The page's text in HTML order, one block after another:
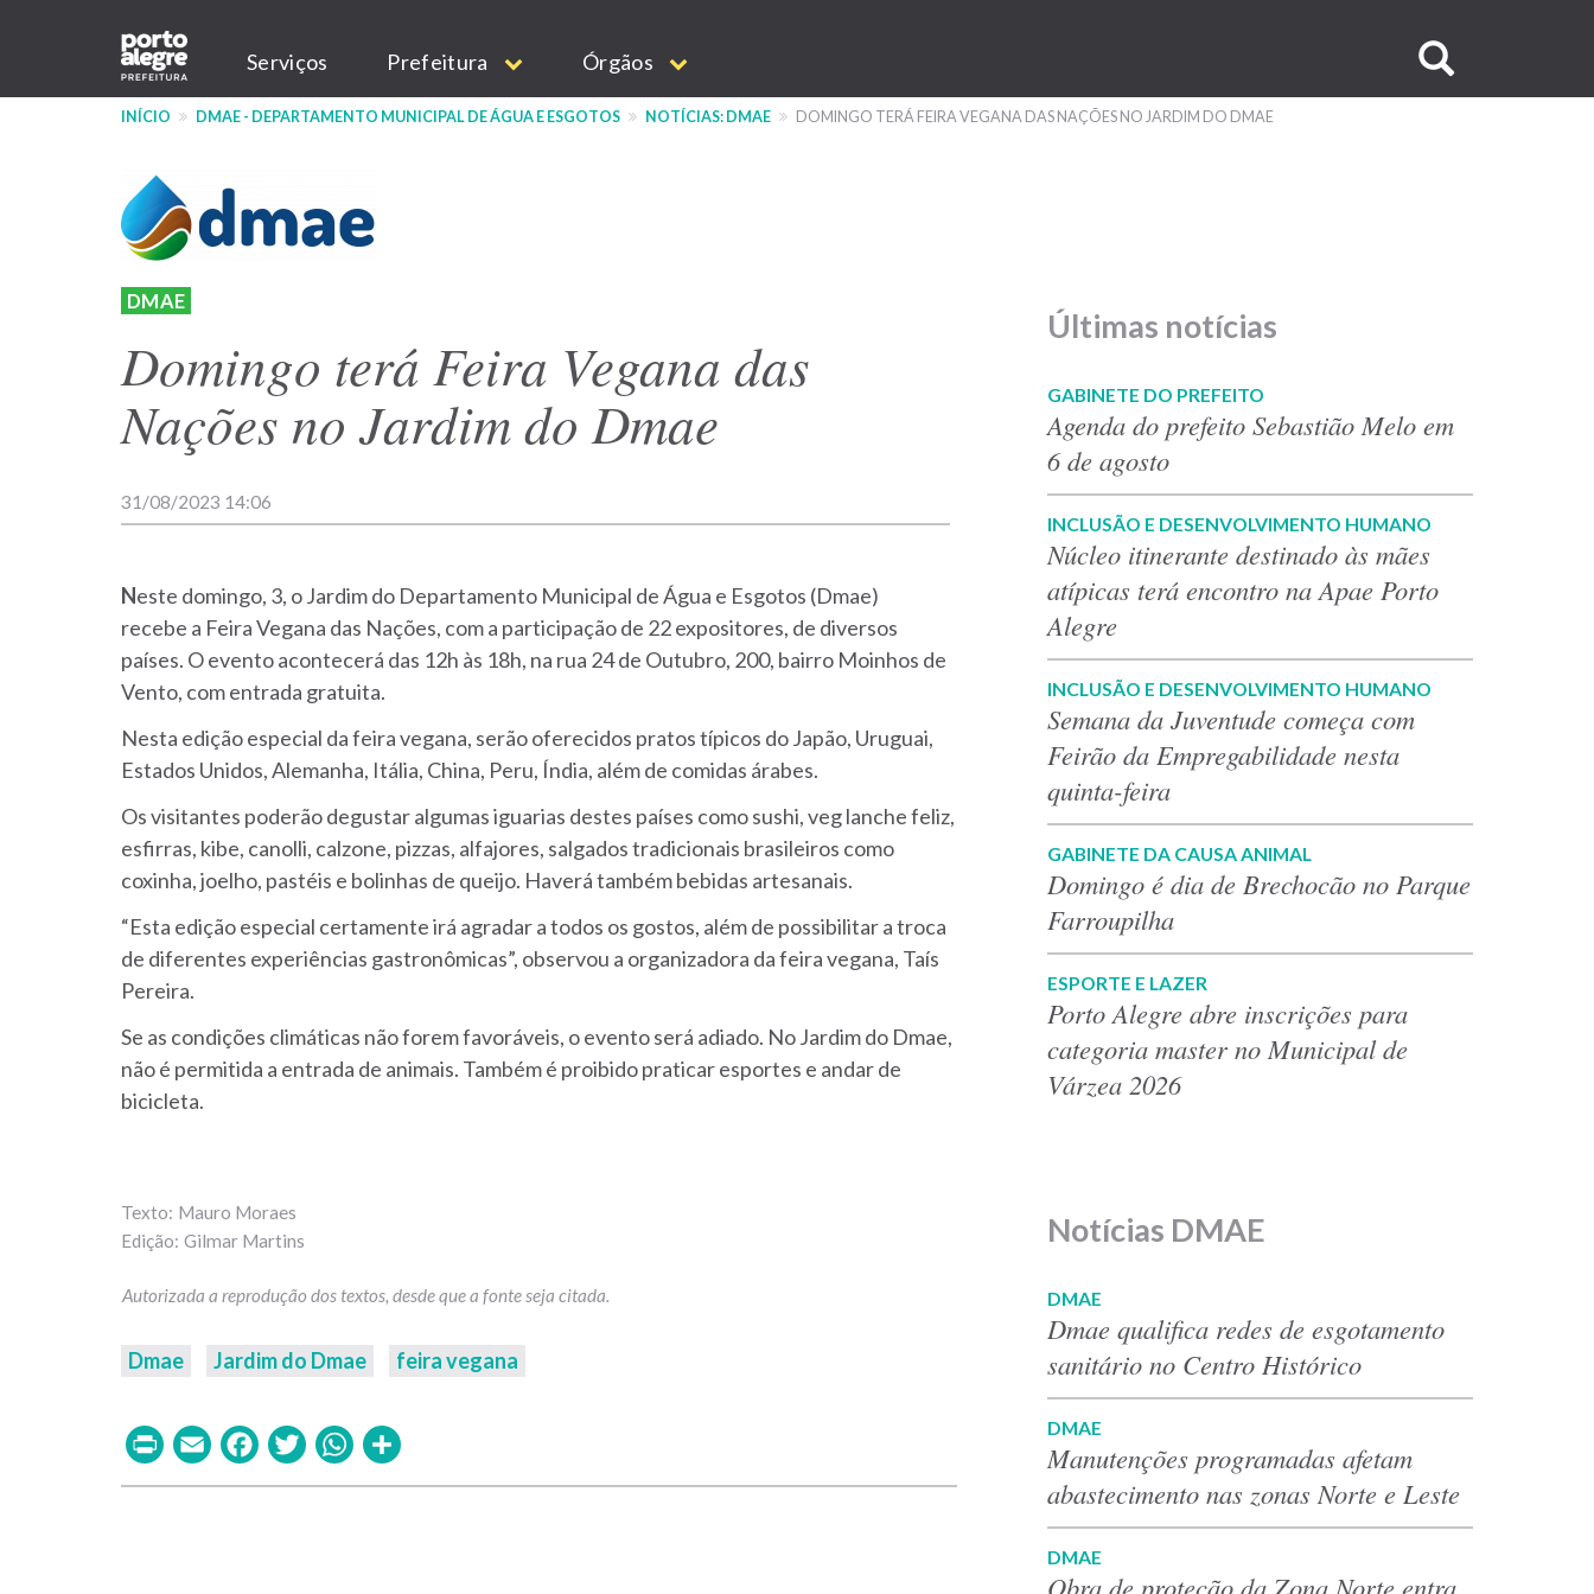
conteúdo
Main
navigation
Serviços Prefeitura Órgãos
no
INÍCIO DMAE - DEPARTAMENTO MUNICIPAL DE ÁGUA E ESGOTOS NOTÍCIAS: DMAE DOMINGO TERÁ FEIRA VEGANA DAS NAÇÕES NO JARDIM DO DMAE
DMAE
Domingo terá Feira Vegana das
Nações no Jardim do Dmae
31/08/2023 14:06
Neste domingo, 3, o Jardim do Departamento Municipal de Água e Esgotos (Dmae)
recebe a Feira Vegana das Nações, com a participação de 22 expositores, de diversos
países. O evento acontecerá das 12h às 18h, na rua 24 de Outubro, 200, bairro Moinhos de
Vento, com entrada gratuita.
Nesta edição especial da feira vegana, serão oferecidos pratos típicos do Japão, Uruguai,
Estados Unidos, Alemanha, Itália, China, Peru, Índia, além de comidas árabes.
Os visitantes poderão degustar algumas iguarias destes países como sushi, veg lanche feliz,
esfirras, kibe, canolli, calzone, pizzas, alfajores, salgados tradicionais brasileiros como
coxinha, joelho, pastéis e bolinhas de queijo. Haverá também bebidas artesanais.
“Esta edição especial certamente irá agradar a todos os gostos, além de possibilitar a troca
de diferentes experiências gastronômicas”, observou a organizadora da feira vegana, Taís
Pereira.
Se as condições climáticas não forem favoráveis, o evento será adiado. No Jardim do Dmae,
não é permitida a entrada de animais. Também é proibido praticar esportes e andar de
bicicleta.
Mauro Moraes
Gilmar Martins
Dmae Jardim do Dmae feira vegana
PrintEmailFacebook
TwitterWhatsApp
Últimas notícias
GABINETE DO PREFEITO
Agenda do prefeito Sebastião Melo em
6 de agosto
INCLUSÃO E DESENVOLVIMENTO HUMANO
Núcleo itinerante destinado às mães
atípicas terá encontro na Apae Porto
Alegre
INCLUSÃO E DESENVOLVIMENTO HUMANO
Semana da Juventude começa com
Feirão da Empregabilidade nesta
quinta-feira
GABINETE DA CAUSA ANIMAL
Domingo é dia de Brechocão no Parque
Farroupilha
ESPORTE E LAZER
Porto Alegre abre inscrições para
categoria master no Municipal de
Várzea 2026
Notícias DMAE
DMAE
Dmae qualifica redes de esgotamento
sanitário no Centro Histórico
DMAE
Manutenções programadas afetam
abastecimento nas zonas Norte e Leste
DMAE
Obra de proteção da Zona Norte entra